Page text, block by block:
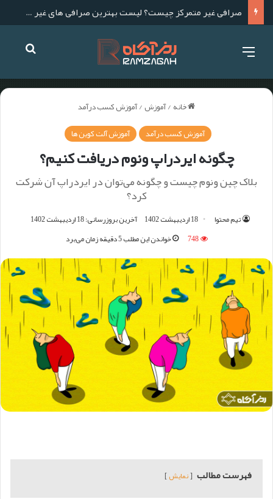
لیست بهترین صرافی های ارز دیجیتال خارجی برای ایرانی ها
خانه/آموزش/آموزش کسب درآمد
آموزش کسب درآمد
آموزش آلت کوین ها
چگونه ایردراپ ونوم دریافت کنیم؟
بلاک چین ونوم چیست و چگونه می‌توان در ایردراپ آن شرکت
کرد؟
تیم محتوا 18 اردیبهشت 1402
آخرین بروزرسانی: 18 اردیبهشت 1402
748
خواندن این مطلب 5 دقیقه زمان می‌برد
فهرست مطالب نمایش